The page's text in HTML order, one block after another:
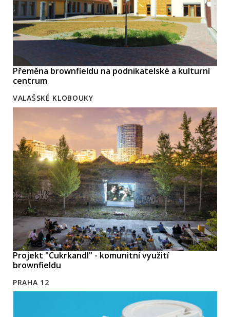
Přeměna brownfieldu na podnikatelské a kulturní
centrum
VALAŠSKÉ KLOBOUKY
Projekt "Cukrkandl" - komunitní využití
brownfieldu
PRAHA 12